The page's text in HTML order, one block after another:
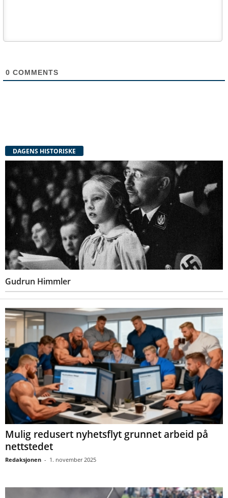
0 COMMENTS
DAGENS HISTORISKE
Gudrun Himmler
Mulig redusert nyhetsflyt grunnet arbeid på
nettstedet
Redaksjonen - 1. november 2025